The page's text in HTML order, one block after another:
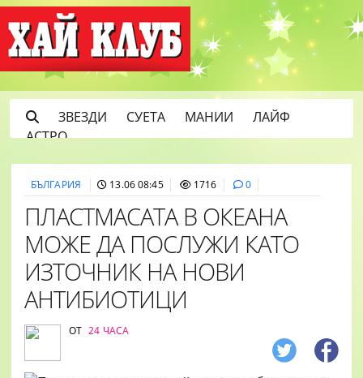
ЗВЕЗДИ СУЕТА МАНИИ
ЛАЙФ
АСТРО
БЪЛГАРИЯ 13.06 08:45 1716 0
ПЛАСТМАСАТА В ОКЕАНА
МОЖЕ ДА ПОСЛУЖИ КАТО
ИЗТОЧНИК НА НОВИ
АНТИБИОТИЦИ
ОТ 24 ЧАСА